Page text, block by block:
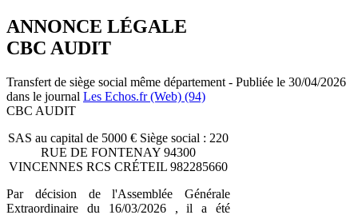
ANNONCE LÉGALE
CBC AUDIT
Transfert de siège social même département - Publiée le 30/04/2026
dans le journal Les Echos.fr (Web) (94)
CBC AUDIT
SAS au capital de 5000 € Siège social : 220
RUE DE FONTENAY 94300
VINCENNES RCS CRÉTEIL 982285660
Par décision de l'Assemblée Générale
Extraordinaire du 16/03/2026 , il a été